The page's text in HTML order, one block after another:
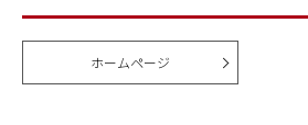
ホームページ